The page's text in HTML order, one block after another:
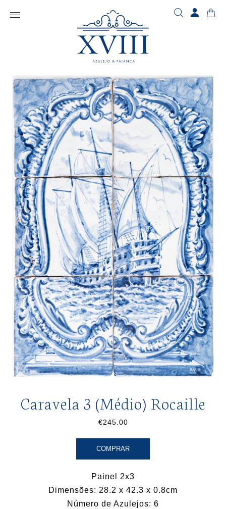
Caravela 3 (Médio) Rocaille
€245.00
COMPRAR
Painel 2x3
Dimensões: 28.2 x 42.3 x 0.8cm
Número de Azulejos: 6